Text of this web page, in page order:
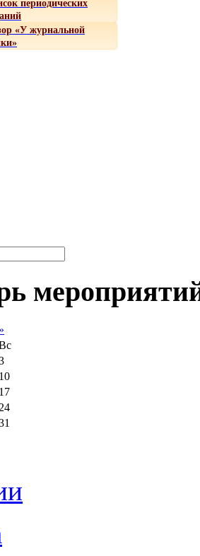
периодических
«У журнальной
»
10
17
24